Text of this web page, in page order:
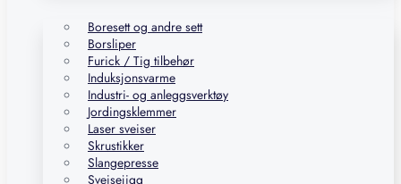
Boresett og andre sett
Borsliper
Furick / Tig tilbehør
Induksjonsvarme
Industri- og anleggsverktøy
Jordingsklemmer
Laser sveiser
Skrustikker
Slangepresse
Sveisejigg